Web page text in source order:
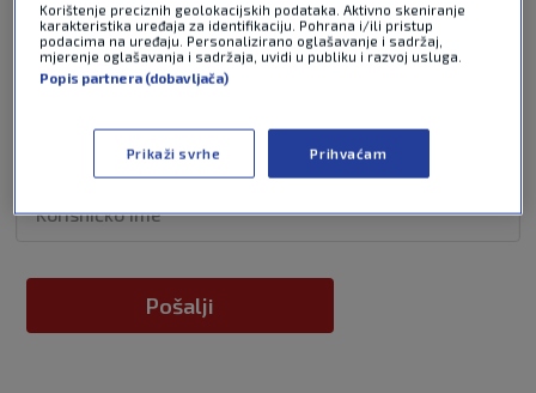
Pošalji odgovor
Pošalji
Korištenje preciznih geolokacijskih podataka. Aktivno skeniranje
karakteristika uređaja za identifikaciju. Pohrana i/ili pristup
podacima na uređaju. Personalizirano oglašavanje i sadržaj,
mjerenje oglašavanja i sadržaja, uvidi u publiku i razvoj usluga.
Popis partnera (dobavljača)
Prikaži svrhe Prihvaćam